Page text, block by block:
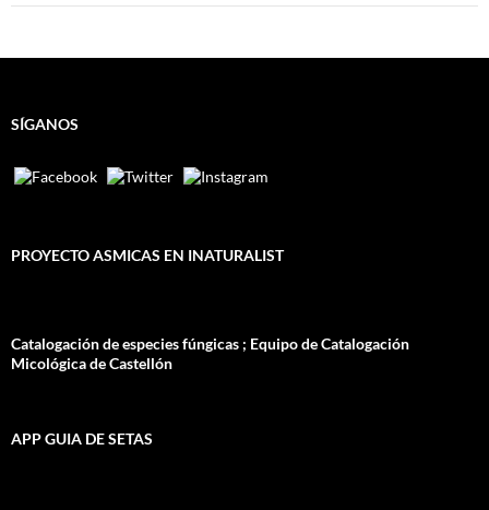
SÍGANOS
PROYECTO ASMICAS EN INATURALIST
Catalogación de especies fúngicas ; Equipo de Catalogación
Micológica de Castellón
APP GUIA DE SETAS